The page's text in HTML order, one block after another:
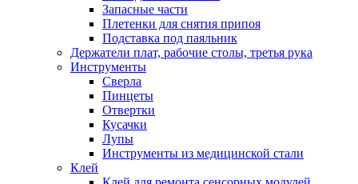
Запасные части
Плетенки для снятия припоя
Подставка под паяльник
Держатели плат, рабочие столы, третья рука
Инструменты
Сверла
Пинцеты
Отвертки
Кусачки
Лупы
Инструменты из медицинской стали
Клей